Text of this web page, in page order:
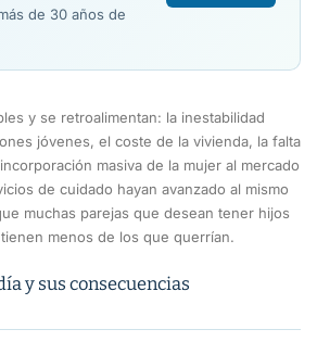
de 30 años de
y se retroalimentan: la inestabilidad
jóvenes, el coste de la vivienda, la falta
masiva de la mujer al mercado
de cuidado hayan avanzado al mismo
muchas parejas que desean tener hijos
menos de los que querrían.
y sus consecuencias